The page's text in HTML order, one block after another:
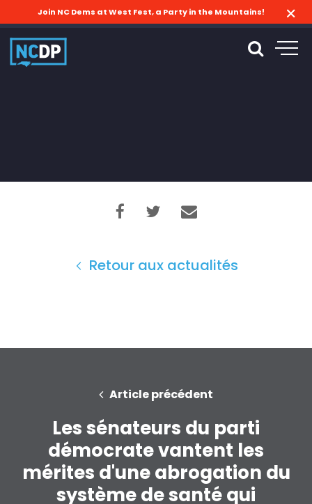
Join NC Dems at West Fest, a Party in the Mountains!
Retour aux actualités
Article précédent
Les sénateurs du parti
démocrate vantent les
mérites d'une abrogation du
système de santé qui